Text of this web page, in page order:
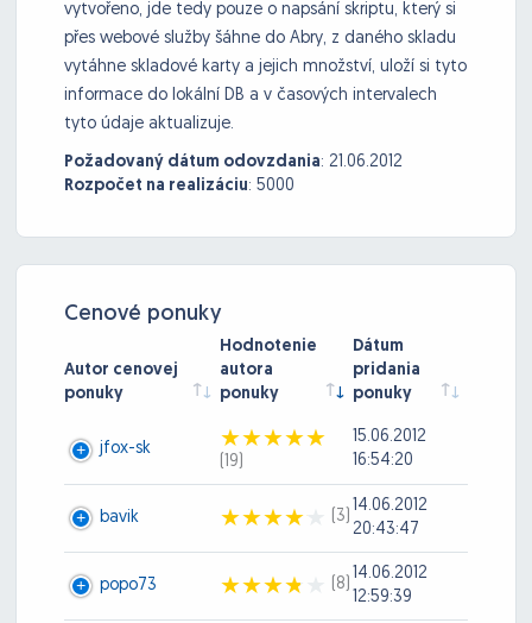
vytvořeno, jde tedy pouze o napsání skriptu, který si
přes webové služby šáhne do Abry, z daného skladu
vytáhne skladové karty a jejich množství, uloží si tyto
informace do lokální DB a v časových intervalech
tyto údaje aktualizuje.
Požadovaný dátum odovzdania: 21.06.2012
Rozpočet na realizáciu: 5000
Cenové ponuky
Autor cenovej
ponuky
Hodnotenie
autora
ponuky
Dátum
pridania
ponuky
jfox-sk
(19)
15.06.2012
16:54:20
bavik (3)
14.06.2012
20:43:47
popo73 (8)
14.06.2012
12:59:39